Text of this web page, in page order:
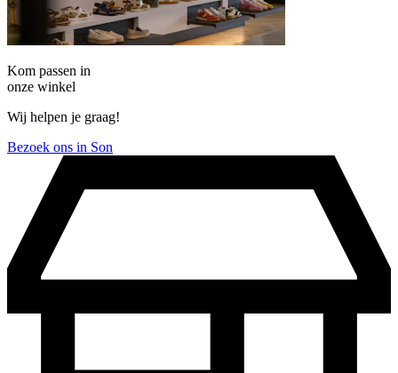
Kom passen in
onze winkel
Wij helpen je graag!
Bezoek ons in Son